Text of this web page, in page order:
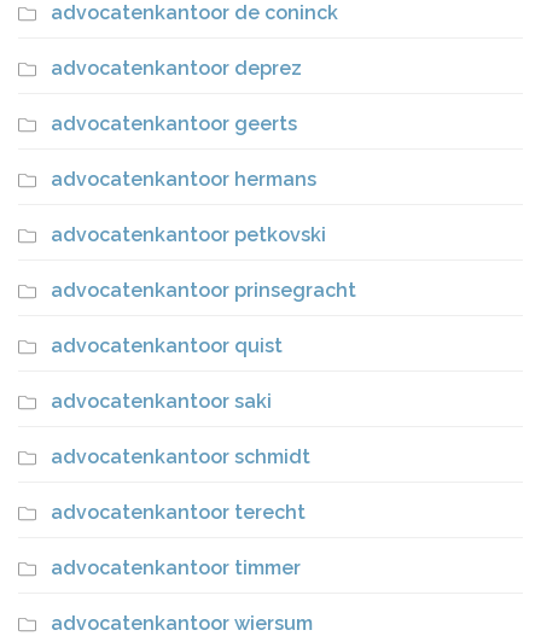
advocatenkantoor de coninck
advocatenkantoor deprez
advocatenkantoor geerts
advocatenkantoor hermans
advocatenkantoor petkovski
advocatenkantoor prinsegracht
advocatenkantoor quist
advocatenkantoor saki
advocatenkantoor schmidt
advocatenkantoor terecht
advocatenkantoor timmer
advocatenkantoor wiersum